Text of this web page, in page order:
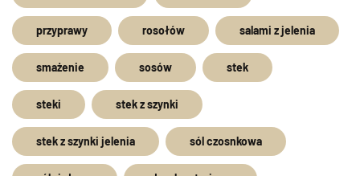
przyprawy rosołów salami z jelenia
smażenie sosów stek
steki stek z szynki
stek z szynki jelenia sól czosnkowa